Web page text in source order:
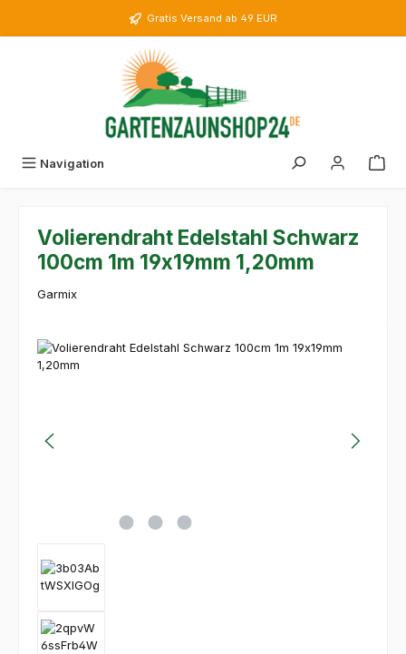
Zum Hauptinhalt springenGratis Versand ab 49 EUR
Navigation
Volierendraht Edelstahl Schwarz
100cm 1m 19x19mm 1,20mm
Garmix
Bildergalerie überspringen